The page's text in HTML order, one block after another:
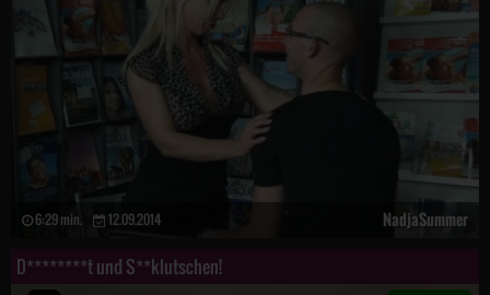
6:29 min. 12.09.2014 NadjaSummer
D********t und S**klutschen!